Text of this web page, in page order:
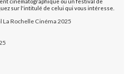
cinématographique ou un festival de
sur l'intitulé de celui qui vous intéresse.
La Rochelle Cinéma 2025